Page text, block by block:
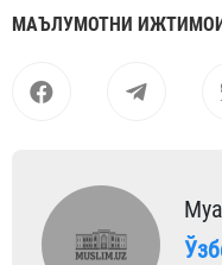
МАЪЛУМОТНИ